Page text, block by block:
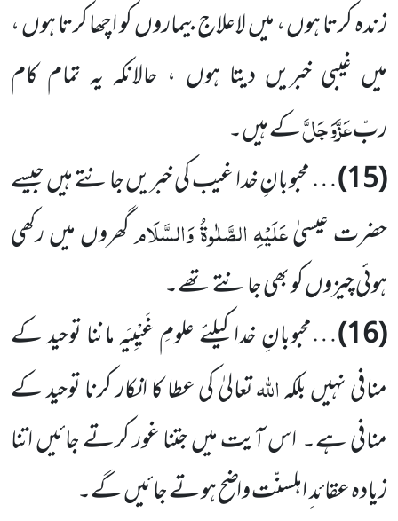
زندہ کرتا ہوں ، میں لاعلاج بیماروں کو اچھا کرتا ہوں ،
میں غیبی خبریں دیتا ہوں ، حالانکہ یہ تمام کام
ربّعَزَّوَجَلَّکے ہیں۔
(15)
… محبوبانِ خدا غیب کی خبریں جانتے ہیں جیسے
حضرت عیسیٰعَلَیْہِ الصَّلٰوۃُ وَالسَّلَامگھروں میں رکھی
ہوئی چیزوں کو بھی جانتے تھے۔
(16)
…محبوبانِ خدا کیلئے علومِ غَیْبِیَہ ماننا توحید کے
منافی نہیں بلکہاللہتعالیٰ کی عطا کا انکار کرنا توحید کے
منافی ہے۔ اس آیت میں جتنا غور کرتے جائیں اتنا
زیادہ عقائد ِ اہلسنّت واضح ہوتے جائیں گے۔